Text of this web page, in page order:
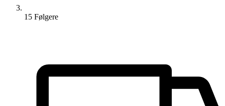
15 Følgere